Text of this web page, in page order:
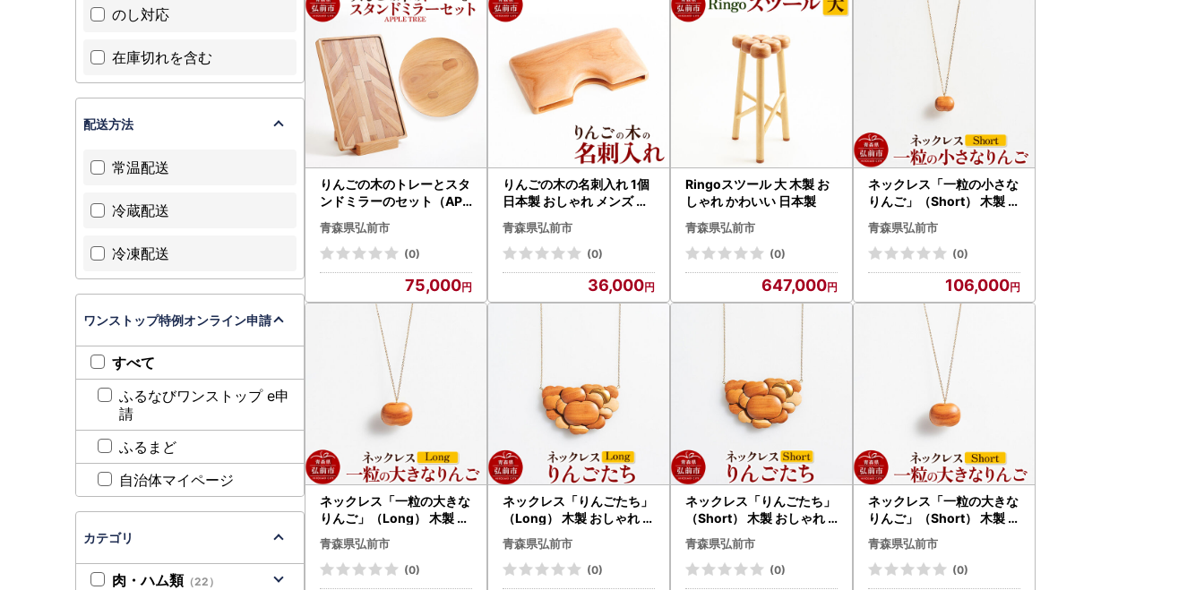
※ワンストップ特例申請書と併せて、(1)「個人番号確認書類」と(2)「本人確認の書類」のコピーの提出が必要です。詳細は下記U
RLからご確認ください。
https://www.city.hirosaki.aomori.jp/kurashi/zeikin/onestoptokurei.html#shinseishosouhusaki
◯ワンストップ特例申請後の流れ
当市へ申請期限までに到着したワンストップ特例申請書と、添付いただいております必要書類の内容を照会し、
不備が見られない場合、申請受理のメールを送付いたします。
万が一、不備が見つかりました場合は、
不備内容や追加提出が必要な書類等につきまして、ご案内をお送りいたします。
りんごの木のトレーとスタ
ンドミラーのセット（APP
LE TREE） おしゃれ 木製
かわいい 日本製 国産 卓上
お盆 オブジェ インテリア
雑貨
青森県弘前市
(0)
75,000
りんごの木の名刺入れ 1個
日本製 おしゃれ メンズ レ
ディース 兼用 名刺ケース
青森県弘前市
(0)
36,000
Ringoスツール 大 木製 お
しゃれ かわいい 日本製
青森県弘前市
(0)
647,000
ネックレス「一粒の小さな
りんご」（Short） 木製 お
しゃれ かわいい 日本製 ア
ップル 林檎 モチーフ アク
セサリ
青森県弘前市
(0)
106,000
ネックレス「一粒の大きな
りんご」（Long） 木製 お
しゃれ かわいい 日本製 ア
ップル 林檎 モチーフ アク
セサリ
青森県弘前市
(0)
ネックレス「りんごたち」
（Long） 木製 おしゃれ か
わいい 日本製 アップル 林
檎 モチーフ アクセサリ
青森県弘前市
(0)
ネックレス「りんごたち」
（Short） 木製 おしゃれ
かわいい 日本製 アップル
林檎 モチーフ アクセサリ
青森県弘前市
(0)
ネックレス「一粒の大きな
りんご」（Short） 木製 お
しゃれ かわいい 日本製 ア
ップル 林檎 モチーフ アク
セサリ
青森県弘前市
(0)
のし対応
在庫切れを含む
配送方法
常温配送
冷蔵配送
冷凍配送
ワンストップ特例オンライン申請
すべて
ふるなびワンストップ e申
請
ふるまど
自治体マイページ
カテゴリ
肉・ハム類 （22）